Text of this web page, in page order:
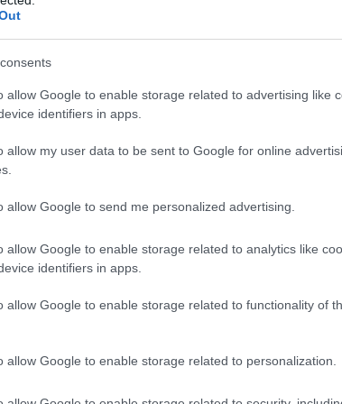
allow Google to enable storage related to advertising like
identifiers in apps.
allow my user data to be sent to Google for online
allow Google to send me personalized advertising.
allow Google to enable storage related to analytics like
identifiers in apps.
allow Google to enable storage related to functionality of
allow Google to enable storage related to personalization.
legalacsonyabb áron feltüntetett
is, ha valami hiba történt? Online
található kínálatot a jogszabály
amelyhez a vállalkozás részéről
olyan rendelkezést, amely szerint
a vállalkozás köteles a feltüntetett
a helyzetere a fenti szabályt nem
vonatkozó rendelkezések